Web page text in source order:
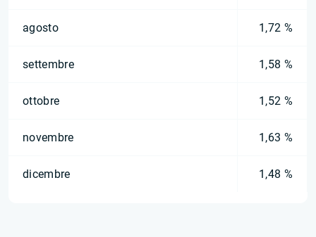
agosto 1,72 %
settembre 1,58 %
ottobre 1,52 %
novembre 1,63 %
dicembre 1,48 %